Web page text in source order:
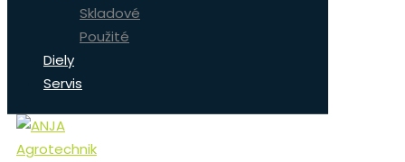
Skladové
Použité
Diely
Servis